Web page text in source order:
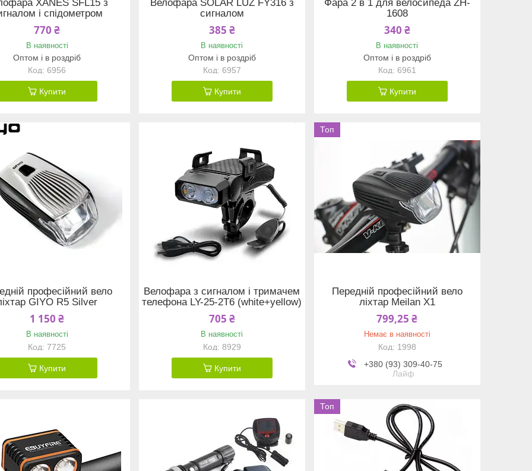
XANES SFL15 з
і спідометром
770 ₴
В наявності
Оптом і в роздріб
6956
Купити
Велофара SOLAR LUZ FY316 з
сигналом
385 ₴
В наявності
Оптом і в роздріб
6957
Купити
Фара 2 в 1 для велосипеда ZH-
1608
340 ₴
В наявності
Оптом і в роздріб
6961
Купити
професійний вело
GIYO R5 Silver
1 150 ₴
В наявності
7725
Купити
Велофара з сигналом і тримачем
телефона LY-25-2T6 (white+yellow)
705 ₴
В наявності
8929
Купити
Топ
Передній професійний вело
ліхтар Meilan X1
799,25 ₴
Немає в наявності
1998
+380 (93) 309-40-75
Лайф
Топ